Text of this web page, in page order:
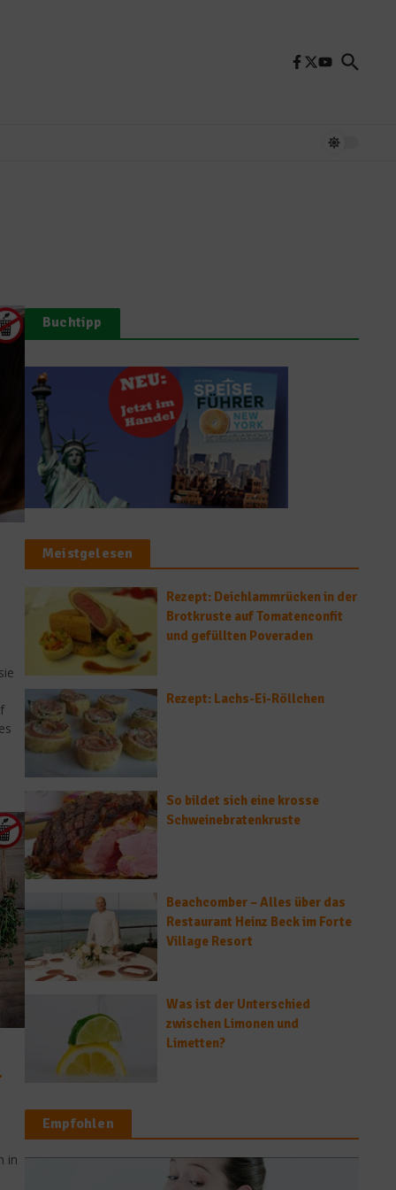
in
Buchtipp
Meistgelesen
Rezept: Deichlammrücken in der
Brotkruste auf Tomatenconfit
und gefüllten Poveraden
Rezept: Lachs-Ei-Röllchen
So bildet sich eine krosse
Schweinebratenkruste
Beachcomber – Alles über das
Restaurant Heinz Beck im Forte
Village Resort
Was ist der Unterschied
zwischen Limonen und
Limetten?
Empfohlen